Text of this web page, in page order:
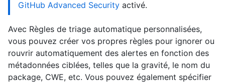
GitHub Advanced Security activé.
Avec Règles de triage automatique personnalisées,
vous pouvez créer vos propres règles pour ignorer ou
rouvrir automatiquement des alertes en fonction des
métadonnées ciblées, telles que la gravité, le nom du
package, CWE, etc. Vous pouvez également spécifier